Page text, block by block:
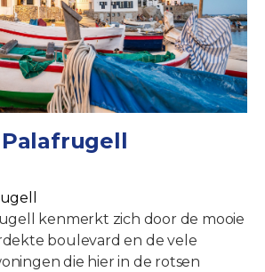
kenmerkt zich door de mooie
boulevard en de vele
die hier in de rotsen